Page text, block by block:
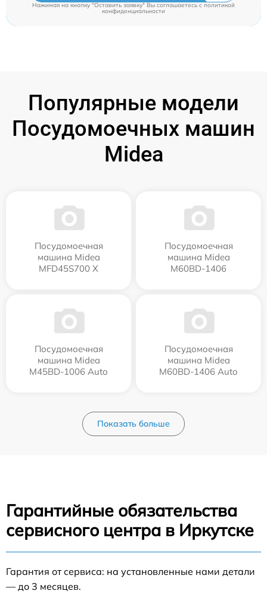
Нажимая на кнопку "Оставить заявку" Вы соглашаетесь cполитикой
конфиденциальности
Популярные модели
Посудомоечных машин
Midea
Посудомоечная
машина Midea
MFD45S700 X
Посудомоечная
машина Midea
M60BD-1406
Посудомоечная
машина Midea
M45BD-1006 Auto
Посудомоечная
машина Midea
M60BD-1406 Auto
Показать больше
Гарантийные обязательства
сервисного центра в Иркутске
Гарантия от сервиса: на установленные нами детали
— до 3 месяцев.